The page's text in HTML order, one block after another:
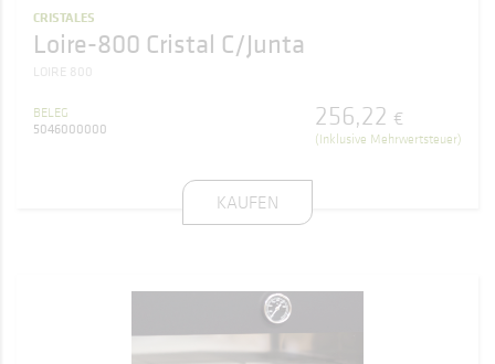
CRISTALES
Loire-800 Cristal C/Junta
LOIRE 800
BELEG
5046000000
256,22 €
(Inklusive Mehrwertsteuer)
KAUFEN